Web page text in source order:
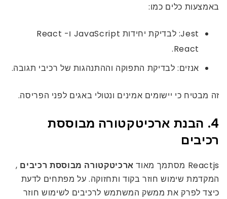
באמצעות כלים כמו:
Jest: לבדיקת יחידות JavaScript ו- React
React.
אנזים: לבדיקת התפוקה וההתנהגות של רכיבי תגובה.
זה מבטיח כי יישומים אמינים ונטולי באגים לפני הפריסה.
4. הבנת ארכיטקטורה מבוססת
רכיבים
Reactjs מסתמך מאוד ארכיטקטורה מבוססת רכיבים ,
המקדמת שימוש חוזר בקוד ותחזוקה. על מפתחים לדעת
כיצד לפרק את ממשק המשתמש לרכיבים לשימוש חוזר